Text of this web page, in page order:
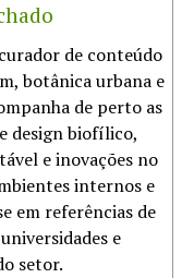
de conteúdo
botânica urbana e
de perto as
design biofílico,
e inovações no
internos e
em referências de
e
setor.